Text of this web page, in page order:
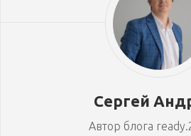
Сергей
Автор блога